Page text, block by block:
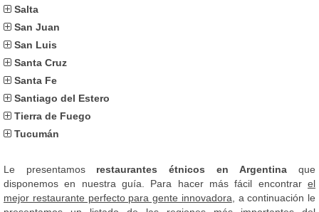
Salta
San Juan
San Luis
Santa Cruz
Santa Fe
Santiago del Estero
Tierra de Fuego
Tucumán
Le presentamos restaurantes étnicos en Argentina que
disponemos en nuestra guía. Para hacer más fácil encontrar el
mejor restaurante perfecto para gente innovadora , a continuación le